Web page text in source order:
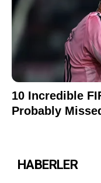
HABERLER